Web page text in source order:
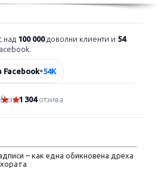
над 100 000доволни клиенти и 54
Facebook•54K
4.9 от 5
1 304отзива
– как една обикновена дреха